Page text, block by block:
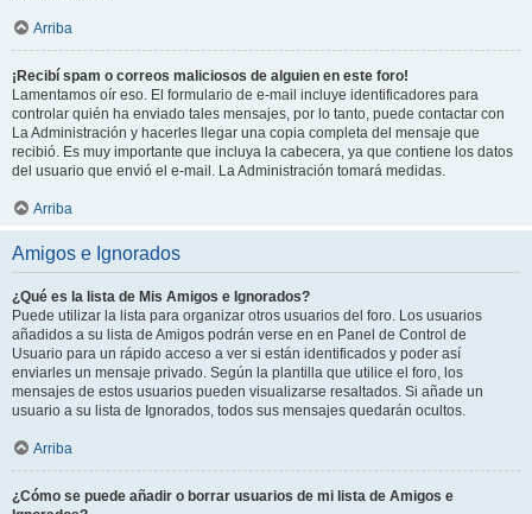
Arriba
¡Recibí spam o correos maliciosos de alguien en este foro!
Lamentamos oír eso. El formulario de e-mail incluye identificadores para
controlar quién ha enviado tales mensajes, por lo tanto, puede contactar con
La Administración y hacerles llegar una copia completa del mensaje que
recibió. Es muy importante que incluya la cabecera, ya que contiene los datos
del usuario que envió el e-mail. La Administración tomará medidas.
Arriba
Amigos e Ignorados
¿Qué es la lista de Mis Amigos e Ignorados?
Puede utilizar la lista para organizar otros usuarios del foro. Los usuarios
añadidos a su lista de Amigos podrán verse en en Panel de Control de
Usuario para un rápido acceso a ver si están identificados y poder así
enviarles un mensaje privado. Según la plantilla que utilice el foro, los
mensajes de estos usuarios pueden visualizarse resaltados. Si añade un
usuario a su lista de Ignorados, todos sus mensajes quedarán ocultos.
Arriba
¿Cómo se puede añadir o borrar usuarios de mi lista de Amigos e